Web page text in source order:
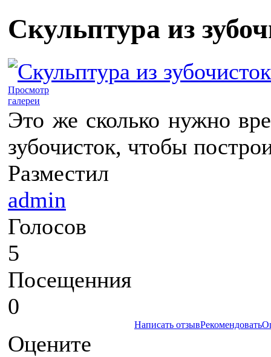
Скульптура из
Просмотр
галереи
Это же сколько нужно
зубочисток, чтобы
Разместил
admin
Голосов
5
Посещенния
0
Написать отзывРекомендовать
Оцените